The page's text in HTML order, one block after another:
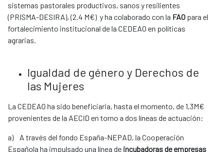
sistemas pastorales productivos, sanos y resilientes
(PRISMA-DESIRA), (2.4 M€) y ha colaborado con la FAO para el
fortalecimiento institucional de la CEDEAO en políticas
agrarias.
Igualdad de género y Derechos de
las Mujeres
La CEDEAO ha sido beneficiaria, hasta el momento, de 1,3M€
provenientes de la AECID en torno a dos líneas de actuación:
a) A través del fondo España-NEPAD, la Cooperación
Española ha impulsado una línea de incubadoras de empresas